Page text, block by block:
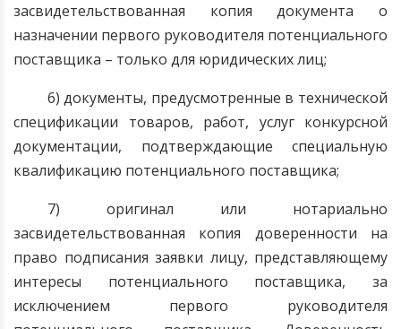
засвидетельствованная копия документа о
назначении первого руководителя потенциального
поставщика – только для юридических лиц;
6) документы, предусмотренные в технической
спецификации товаров, работ, услуг конкурсной
документации, подтверждающие специальную
квалификацию потенциального поставщика;
7) оригинал или нотариально
засвидетельствованная копия доверенности на
право подписания заявки лицу, представляющему
интересы потенциального поставщика, за
исключением первого руководителя